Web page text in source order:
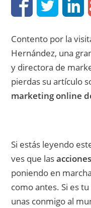
Contento por la
Hernández, una
y directora de
pierdas su artículo
marketing online
Si estás leyendo
ves que las
poniendo en
como antes. Si es
unas conmigo al